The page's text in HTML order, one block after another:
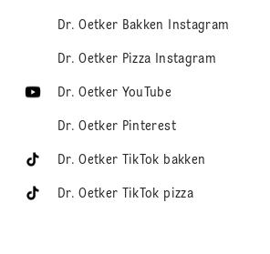
Dr. Oetker Bakken Instagram
Dr. Oetker Pizza Instagram
Dr. Oetker YouTube
Dr. Oetker Pinterest
Dr. Oetker TikTok bakken
Dr. Oetker TikTok pizza